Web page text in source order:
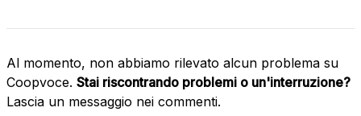
Al momento, non abbiamo rilevato alcun problema su
Coopvoce. Stai riscontrando problemi o un'interruzione?
Lascia un messaggio nei commenti.